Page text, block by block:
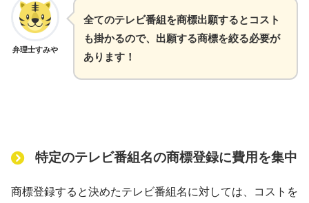
弁理士すみや
全てのテレビ番組を商標出願するとコスト
も掛かるので、出願する商標を絞る必要が
あります！
特定のテレビ番組名の商標登録に費用を集中
商標登録すると決めたテレビ番組名に対しては、コストを